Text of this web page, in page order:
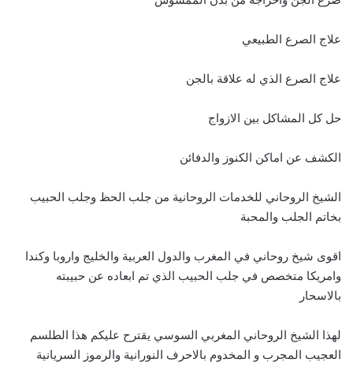
علاج الصرع الطبيعي
علاج الصرع الذي له علاقة بالجن
حل كل المشاكل بين الازواج
الكشف عن اماكن الكنوز والدفائن
الشيخ الروحاني للخدمات الروحانية من جلب الحظ وجلب الحبيب
بخاتم الجلب والمحبة
اقوى شيخ روحاني في المغرب والدول العربية والخليج واروبا وكندا
وامريكا متخصص في جلب الحبيب الذي تم ابعاده عن حبيبته
بالاسحار
لهذا الشيخ الروحاني المغربي السوسي يقترح عليكم هذا الطلسم
العجيب المجرب و المخدوم بالاحرف النورانية والرموز السريانية